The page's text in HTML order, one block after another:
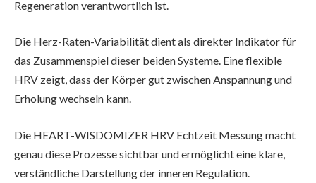
Regeneration verantwortlich ist.
Die Herz-Raten-Variabilität dient als direkter Indikator für
das Zusammenspiel dieser beiden Systeme. Eine flexible
HRV zeigt, dass der Körper gut zwischen Anspannung und
Erholung wechseln kann.
Die HEART-WISDOMIZER HRV Echtzeit Messung macht
genau diese Prozesse sichtbar und ermöglicht eine klare,
verständliche Darstellung der inneren Regulation.